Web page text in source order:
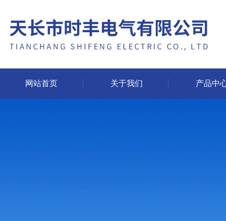
网站首页 关于我们 产品中